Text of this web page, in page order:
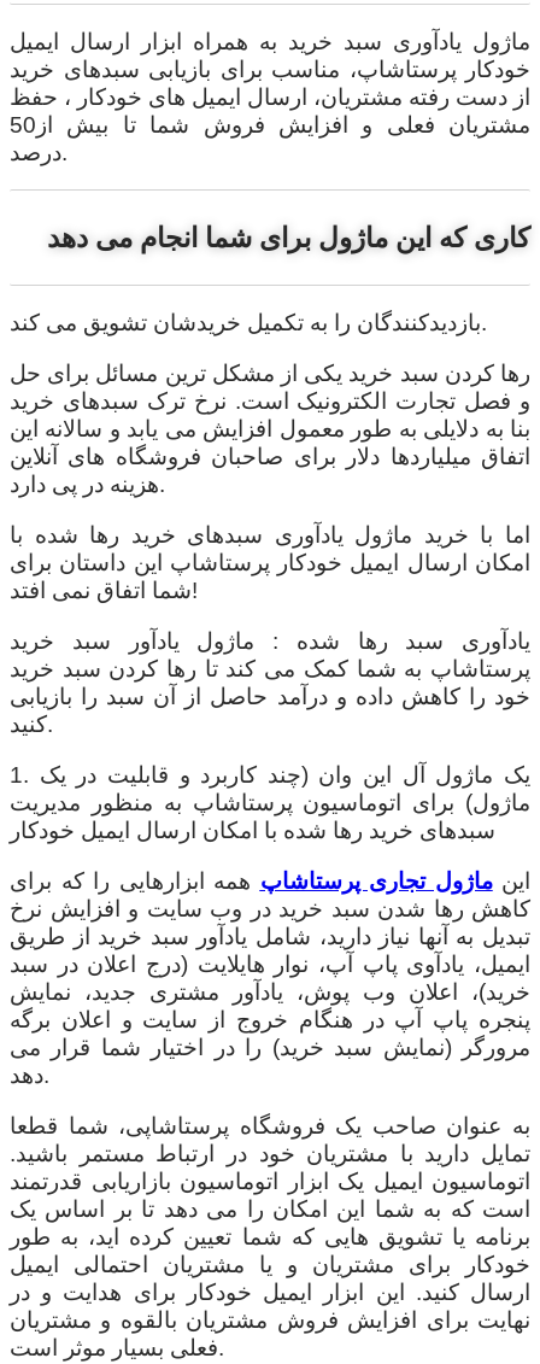
ماژول یادآوری سبد خرید به همراه ابزار ارسال ایمیل
خودکار پرستاشاپ، مناسب برای بازیابی سبدهای خرید
از دست رفته مشتریان، ارسال ایمیل های خودکار ، حفظ
مشتریان فعلی و افزایش فروش شما تا بیش از50
درصد.
کاری که این ماژول برای شما انجام می دهد
بازدیدکنندگان را به تکمیل خریدشان تشویق می کند.
رها کردن سبد خرید یکی از مشکل ترین مسائل برای حل
و فصل تجارت الکترونیک است. نرخ ترک سبدهای خرید
بنا به دلایلی به طور معمول افزایش می یابد و سالانه این
اتفاق میلیاردها دلار برای صاحبان فروشگاه های آنلاین
هزینه در پی دارد.
اما با خرید ماژول یادآوری سبدهای خرید رها شده با
امکان ارسال ایمیل خودکار پرستاشاپ این داستان برای
شما اتفاق نمی افتد!
یادآوری سبد رها شده : ماژول یادآور سبد خرید
پرستاشاپ به شما کمک می کند تا رها کردن سبد خرید
خود را کاهش داده و درآمد حاصل از آن سبد را بازیابی
کنید.
1. یک ماژول آل این وان (چند کاربرد و قابلیت در یک
ماژول) برای اتوماسیون پرستاشاپ به منظور مدیریت
سبدهای خرید رها شده با امکان ارسال ایمیل خودکار
اینماژول تجاری پرستاشاپ همه ابزارهایی را که برای
کاهش رها شدن سبد خرید در وب سایت و افزایش نرخ
تبدیل به آنها نیاز دارید، شامل یادآور سبد خرید از طریق
ایمیل، یادآوی پاپ آپ، نوار هایلایت (درج اعلان در سبد
خرید)، اعلان وب پوش، یادآور مشتری جدید، نمایش
پنجره پاپ آپ در هنگام خروج از سایت و اعلان برگه
مرورگر (نمایش سبد خرید) را در اختیار شما قرار می
دهد.
به عنوان صاحب یک فروشگاه پرستاشاپی، شما قطعا
تمایل دارید با مشتریان خود در ارتباط مستمر باشید.
اتوماسیون ایمیل یک ابزار اتوماسیون بازاریابی قدرتمند
است که به شما این امکان را می دهد تا بر اساس یک
برنامه یا تشویق هایی که شما تعیین کرده اید، به طور
خودکار برای مشتریان و یا مشتریان احتمالی ایمیل
ارسال کنید. این ابزار ایمیل خودکار برای هدایت و در
نهایت برای افزایش فروش مشتریان بالقوه و مشتریان
فعلی بسیار موثر است.